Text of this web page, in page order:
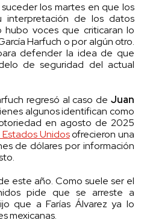
los martes en que los
interpretación de los datos
hubo voces que criticaran lo
Harfuch o por algún otro.
defender la idea de que
de seguridad del actual
regresó al caso de Juan
algunos identifican como
en agosto de 2025
Unidosofrecieron una
de dólares por información
este año. Como suele ser el
pide que se arreste a
que a Farías Álvarez ya lo
mexicanas.